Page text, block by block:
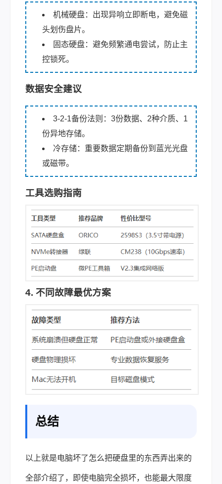
机械硬盘：出现异响立即断电，避免磁
头划伤盘片。
固态硬盘：避免频繁通电尝试，防止主
控锁死。
数据安全建议
3-2-1备份法则：3份数据、2种介质、1
份异地存储。
冷存储：重要数据定期备份到蓝光光盘
或磁带。
工具选购指南
4. 不同故障最优方案
总结
以上就是电脑坏了怎么把硬盘里的东西弄出来的
全部介绍了，即使电脑完全损坏，也能最大限度